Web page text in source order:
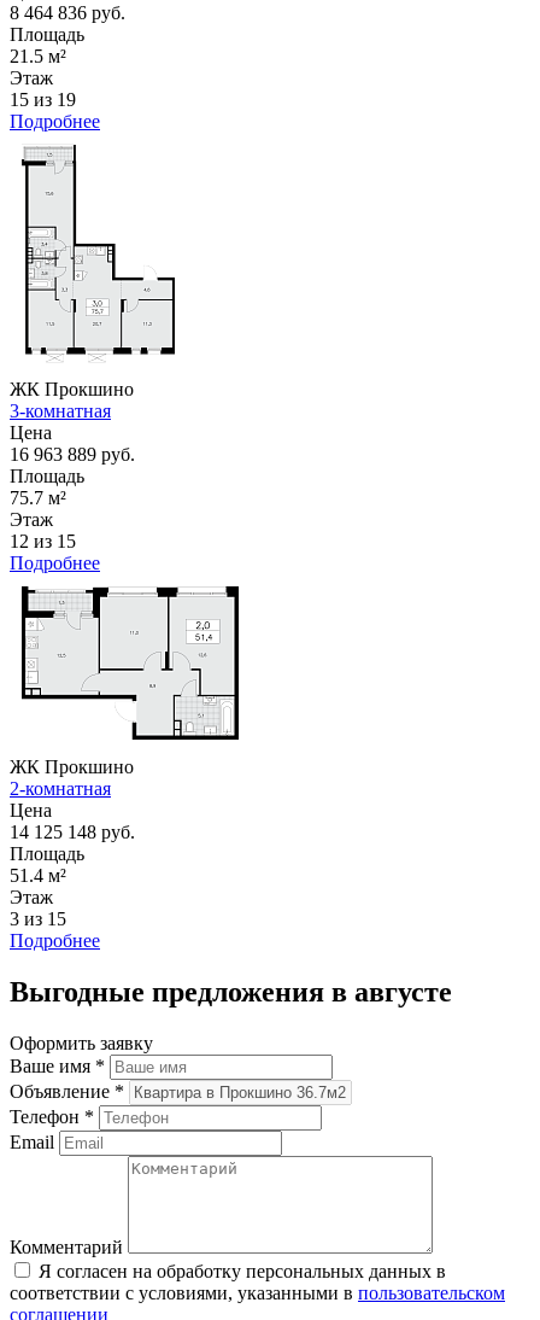
8 464 836 руб.
Площадь
21.5 м²
Этаж
15 из 19
Подробнее
ЖК Прокшино
3-комнатная
Цена
16 963 889 руб.
Площадь
75.7 м²
Этаж
12 из 15
Подробнее
ЖК Прокшино
2-комнатная
Цена
14 125 148 руб.
Площадь
51.4 м²
Этаж
3 из 15
Подробнее
Выгодные предложения в августе
Оформить заявку
Ваше имя *
Объявление *
Телефон *
Email
Комментарий
Я согласен на обработку персональных данных в
соответствии с условиями, указанными в пользовательском
соглашении